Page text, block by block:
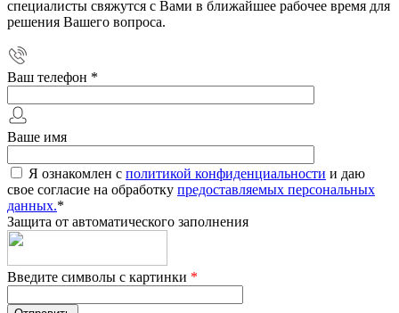
специалисты свяжутся с Вами в ближайшее рабочее время для
решения Вашего вопроса.
Ваш телефон *
Ваше имя
Я ознакомлен с политикой конфиденциальности и даю
свое согласие на обработку предоставляемых персональных
данных.*
Защита от автоматического заполнения
Введите символы с картинки *